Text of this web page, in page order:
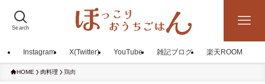
Search
Instagram X(Twitter) YouTube 雑記ブログ 楽天ROOM
HOME 肉料理 鶏肉